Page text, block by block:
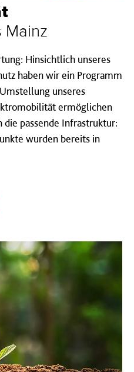
Mainz
Hinsichtlich unseres
haben wir ein Programm
unseres
ermöglichen
passende Infrastruktur:
wurden bereits in